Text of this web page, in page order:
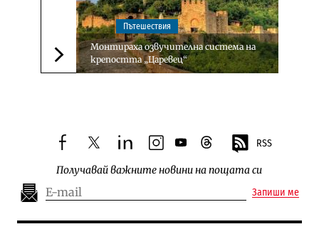
Следваща новина
Пътешествия
Монтираха озвучителна система на
крепостта „Царевец“
facebooktwitterlinkedininstagram
youtubethreads RSS
Получавай важните новини на пощата си
Запиши ме